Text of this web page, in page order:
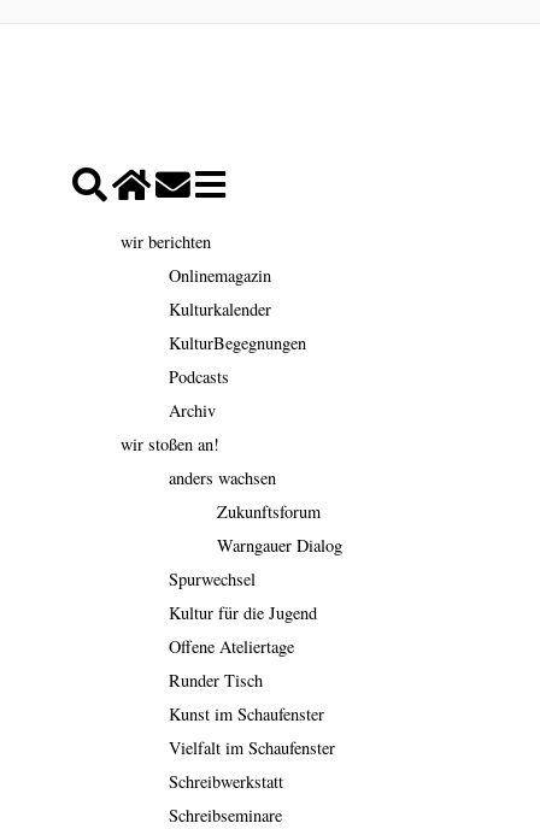
wir berichten
Onlinemagazin
Kulturkalender
KulturBegegnungen
Podcasts
Archiv
wir stoßen an!
anders wachsen
Zukunftsforum
Warngauer Dialog
Spurwechsel
Kultur für die Jugend
Offene Ateliertage
Runder Tisch
Kunst im Schaufenster
Vielfalt im Schaufenster
Schreibwerkstatt
Schreibseminare